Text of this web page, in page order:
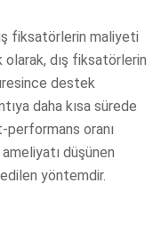
fiksatörlerin maliyeti
olarak, dış fiksatörlerin
destek
daha kısa sürede
performans oranı
düşünen
yöntemdir.